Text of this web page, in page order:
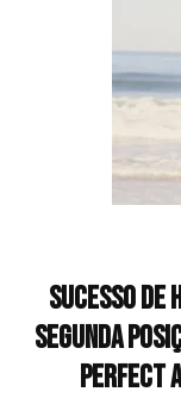
Sucesso de
segunda
Perfect